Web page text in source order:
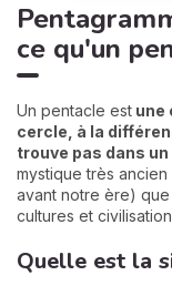
ce qu'un
Un pentacle est une
cercle, à la
trouve pas dans
mystique très
avant notre ère)
cultures et
Quelle est la